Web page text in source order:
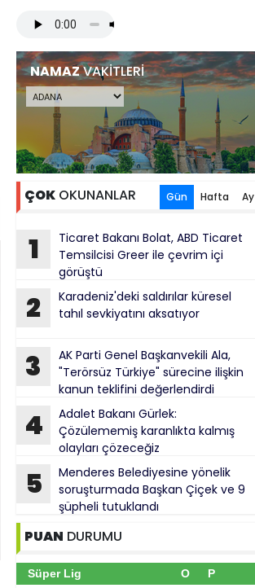
NAMAZVAKİTLERİ
ÇOK OKUNANLAR Gün Hafta Ay
1
Ticaret Bakanı Bolat, ABD Ticaret
Temsilcisi Greer ile çevrim içi
görüştü
2
Karadeniz'deki saldırılar küresel
tahıl sevkiyatını aksatıyor
3
AK Parti Genel Başkanvekili Ala,
"Terörsüz Türkiye" sürecine ilişkin
kanun teklifini değerlendirdi
4
Adalet Bakanı Gürlek:
Çözülememiş karanlıkta kalmış
olayları çözeceğiz
5
Menderes Belediyesine yönelik
soruşturmada Başkan Çiçek ve 9
şüpheli tutuklandı
PUAN DURUMU
Süper Lig O P